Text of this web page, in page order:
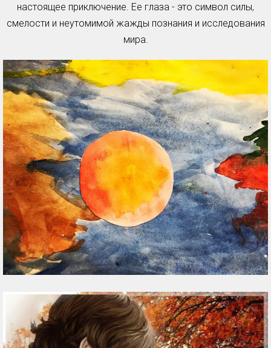
настоящее приключение. Ее глаза - это символ силы,
смелости и неутомимой жажды познания и исследования
мира.